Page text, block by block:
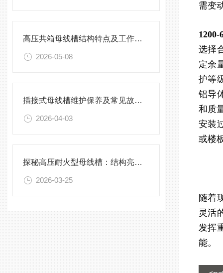
高压共箱母线槽结构特点及工作原理
2026-05-08
插接式母线槽维护保养及常见故障处理指南
2026-04-03
探秘高压耐火型母线槽：结构亮点与实用效能
2026-03-25
需变
选择
定余
护等
铝导
和质
安装
或楼
随着
灵活
发挥
能。